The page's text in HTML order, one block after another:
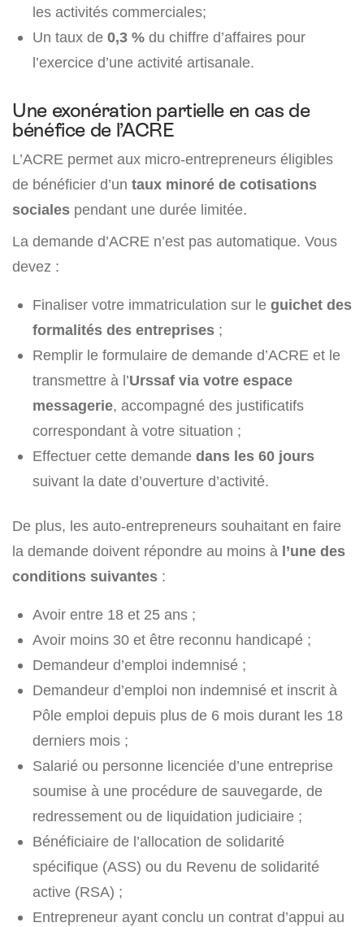
les activités commerciales;
Un taux de 0,3 % du chiffre d’affaires pour
l’exercice d’une activité artisanale.
Une exonération partielle en cas de
bénéfice de l’ACRE
L’ACRE permet aux micro-entrepreneurs éligibles
de bénéficier d’un taux minoré de cotisations
sociales pendant une durée limitée.
La demande d’ACRE n’est pas automatique. Vous
devez :
Finaliser votre immatriculation sur le guichet des
formalités des entreprises ;
Remplir le formulaire de demande d’ACRE et le
transmettre à l’Urssaf via votre espace
messagerie, accompagné des justificatifs
correspondant à votre situation ;
Effectuer cette demande dans les 60 jours
suivant la date d’ouverture d’activité.
De plus, les auto-entrepreneurs souhaitant en faire
la demande doivent répondre au moins à l’une des
conditions suivantes :
Avoir entre 18 et 25 ans ;
Avoir moins 30 et être reconnu handicapé ;
Demandeur d’emploi indemnisé ;
Demandeur d’emploi non indemnisé et inscrit à
Pôle emploi depuis plus de 6 mois durant les 18
derniers mois ;
Salarié ou personne licenciée d’une entreprise
soumise à une procédure de sauvegarde, de
redressement ou de liquidation judiciaire ;
Bénéficiaire de l’allocation de solidarité
spécifique (ASS) ou du Revenu de solidarité
active (RSA) ;
Entrepreneur ayant conclu un contrat d’appui au